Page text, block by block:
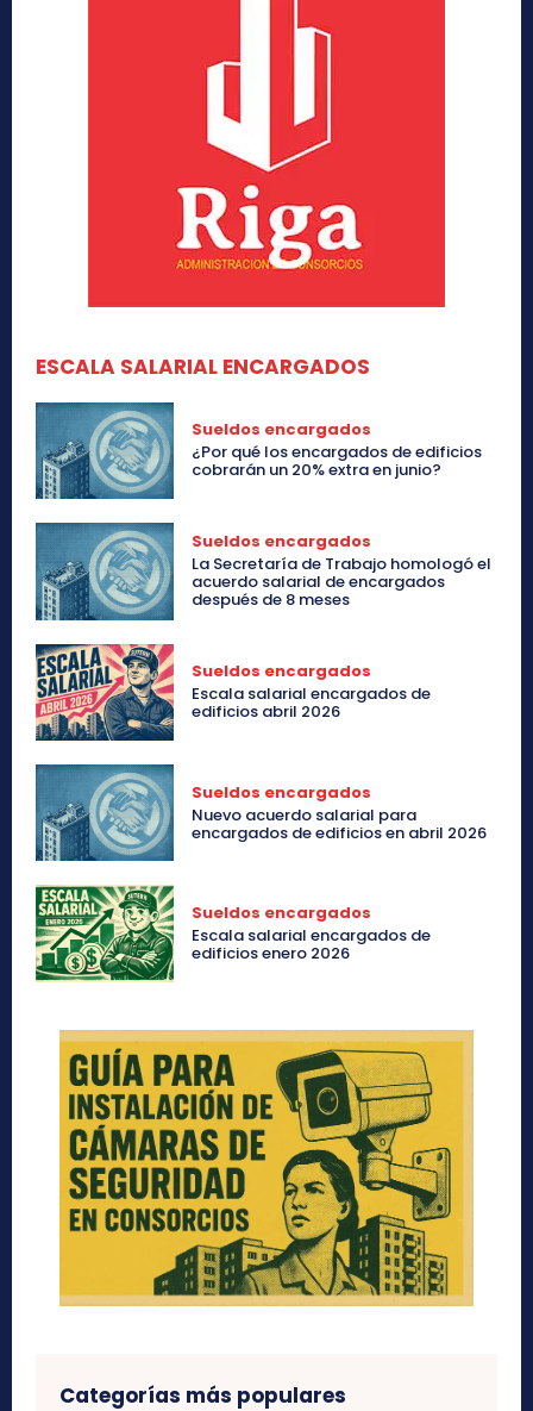
ESCALA SALARIAL ENCARGADOS
Sueldos encargados
¿Por qué los encargados de edificios
cobrarán un 20% extra en junio?
Sueldos encargados
La Secretaría de Trabajo homologó el
acuerdo salarial de encargados
después de 8 meses
Sueldos encargados
Escala salarial encargados de
edificios abril 2026
Sueldos encargados
Nuevo acuerdo salarial para
encargados de edificios en abril 2026
Sueldos encargados
Escala salarial encargados de
edificios enero 2026
Categorías más populares